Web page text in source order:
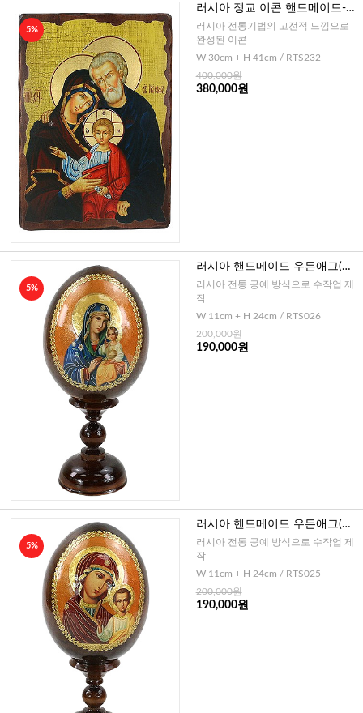
5%
러시아 정교 이콘 핸드메이드-성
가정 41cm
러시아 전통기법의 고전적 느낌으로
완성된 이콘
W 30cm + H 41cm / RTS232
400,000원
380,000원
5%
러시아 핸드메이드 우든애그(영
원한 도움의 성모2)-대
러시아 전통 공예 방식으로 수작업 제
작
W 11cm + H 24cm / RTS026
200,000원
190,000원
5%
러시아 핸드메이드 우든애그(영
원한 도움의 성모1)-대
러시아 전통 공예 방식으로 수작업 제
작
W 11cm + H 24cm / RTS025
200,000원
190,000원